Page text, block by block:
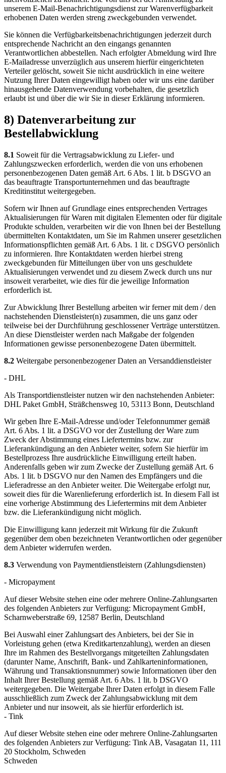
unserem E-Mail-Benachrichtigungsdienst zur Warenverfügbarkeit
erhobenen Daten werden streng zweckgebunden verwendet.
Sie können die Verfügbarkeitsbenachrichtigungen jederzeit durch
entsprechende Nachricht an den eingangs genannten
Verantwortlichen abbestellen. Nach erfolgter Abmeldung wird Ihre
E-Mailadresse unverzüglich aus unserem hierfür eingerichteten
Verteiler gelöscht, soweit Sie nicht ausdrücklich in eine weitere
Nutzung Ihrer Daten eingewilligt haben oder wir uns eine darüber
hinausgehende Datenverwendung vorbehalten, die gesetzlich
erlaubt ist und über die wir Sie in dieser Erklärung informieren.
8) Datenverarbeitung zur
Bestellabwicklung
8.1 Soweit für die Vertragsabwicklung zu Liefer- und
Zahlungszwecken erforderlich, werden die von uns erhobenen
personenbezogenen Daten gemäß Art. 6 Abs. 1 lit. b DSGVO an
das beauftragte Transportunternehmen und das beauftragte
Kreditinstitut weitergegeben.
Sofern wir Ihnen auf Grundlage eines entsprechenden Vertrages
Aktualisierungen für Waren mit digitalen Elementen oder für digitale
Produkte schulden, verarbeiten wir die von Ihnen bei der Bestellung
übermittelten Kontaktdaten, um Sie im Rahmen unserer gesetzlichen
Informationspflichten gemäß Art. 6 Abs. 1 lit. c DSGVO persönlich
zu informieren. Ihre Kontaktdaten werden hierbei streng
zweckgebunden für Mitteilungen über von uns geschuldete
Aktualisierungen verwendet und zu diesem Zweck durch uns nur
insoweit verarbeitet, wie dies für die jeweilige Information
erforderlich ist.
Zur Abwicklung Ihrer Bestellung arbeiten wir ferner mit dem / den
nachstehenden Dienstleister(n) zusammen, die uns ganz oder
teilweise bei der Durchführung geschlossener Verträge unterstützen.
An diese Dienstleister werden nach Maßgabe der folgenden
Informationen gewisse personenbezogene Daten übermittelt.
8.2 Weitergabe personenbezogener Daten an Versanddienstleister
- DHL
Als Transportdienstleister nutzen wir den nachstehenden Anbieter:
DHL Paket GmbH, Sträßchensweg 10, 53113 Bonn, Deutschland
Wir geben Ihre E-Mail-Adresse und/oder Telefonnummer gemäß
Art. 6 Abs. 1 lit. a DSGVO vor der Zustellung der Ware zum
Zweck der Abstimmung eines Liefertermins bzw. zur
Lieferankündigung an den Anbieter weiter, sofern Sie hierfür im
Bestellprozess Ihre ausdrückliche Einwilligung erteilt haben.
Anderenfalls geben wir zum Zwecke der Zustellung gemäß Art. 6
Abs. 1 lit. b DSGVO nur den Namen des Empfängers und die
Lieferadresse an den Anbieter weiter. Die Weitergabe erfolgt nur,
soweit dies für die Warenlieferung erforderlich ist. In diesem Fall ist
eine vorherige Abstimmung des Liefertermins mit dem Anbieter
bzw. die Lieferankündigung nicht möglich.
Die Einwilligung kann jederzeit mit Wirkung für die Zukunft
gegenüber dem oben bezeichneten Verantwortlichen oder gegenüber
dem Anbieter widerrufen werden.
8.3 Verwendung von Paymentdienstleistern (Zahlungsdiensten)
- Micropayment
Auf dieser Website stehen eine oder mehrere Online-Zahlungsarten
des folgenden Anbieters zur Verfügung: Micropayment GmbH,
Scharnweberstraße 69, 12587 Berlin, Deutschland
Bei Auswahl einer Zahlungsart des Anbieters, bei der Sie in
Vorleistung gehen (etwa Kreditkartenzahlung), werden an diesen
Ihre im Rahmen des Bestellvorgangs mitgeteilten Zahlungsdaten
(darunter Name, Anschrift, Bank- und Zahlkarteninformationen,
Währung und Transaktionsnummer) sowie Informationen über den
Inhalt Ihrer Bestellung gemäß Art. 6 Abs. 1 lit. b DSGVO
weitergegeben. Die Weitergabe Ihrer Daten erfolgt in diesem Falle
ausschließlich zum Zweck der Zahlungsabwicklung mit dem
Anbieter und nur insoweit, als sie hierfür erforderlich ist.
- Tink
Auf dieser Website stehen eine oder mehrere Online-Zahlungsarten
des folgenden Anbieters zur Verfügung: Tink AB, Vasagatan 11, 111
20 Stockholm, Schweden
Schweden